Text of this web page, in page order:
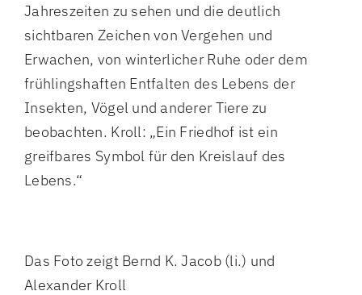
Jahreszeiten zu sehen und die deutlich
sichtbaren Zeichen von Vergehen und
Erwachen, von winterlicher Ruhe oder dem
frühlingshaften Entfalten des Lebens der
Insekten, Vögel und anderer Tiere zu
beobachten. Kroll: „Ein Friedhof ist ein
greifbares Symbol für den Kreislauf des
Lebens.“
Das Foto zeigt Bernd K. Jacob (li.) und
Alexander Kroll